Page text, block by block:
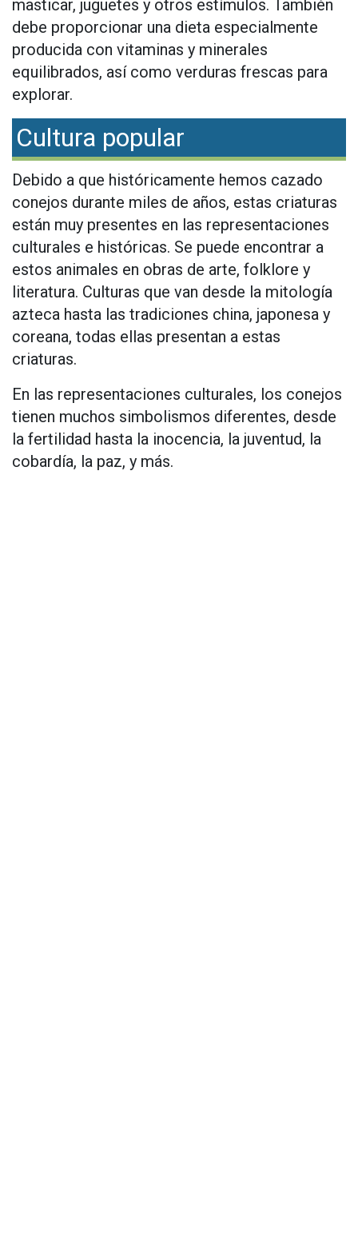
masticar, juguetes y otros estímulos. También
debe proporcionar una dieta especialmente
producida con vitaminas y minerales
equilibrados, así como verduras frescas para
explorar.
Cultura popular
Debido a que históricamente hemos cazado
conejos durante miles de años, estas criaturas
están muy presentes en las representaciones
culturales e históricas. Se puede encontrar a
estos animales en obras de arte, folklore y
literatura. Culturas que van desde la mitología
azteca hasta las tradiciones china, japonesa y
coreana, todas ellas presentan a estas
criaturas.
En las representaciones culturales, los conejos
tienen muchos simbolismos diferentes, desde
la fertilidad hasta la inocencia, la juventud, la
cobardía, la paz, y más.